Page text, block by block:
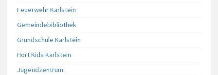
Feuerwehr Karlstein
Gemeindebibliothek
Grundschule Karlstein
Hort Kids Karlstein
Jugendzentrum